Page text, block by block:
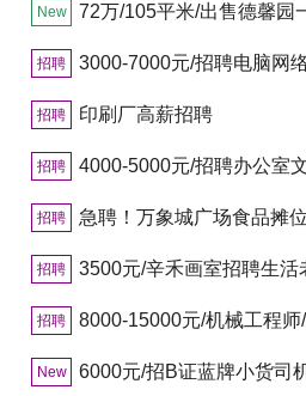
New 72万/105平米/出售德馨园
招聘 3000-7000元/招聘电脑网
招聘 印刷厂高薪招聘
招聘 4000-5000元/招聘办公室
招聘 急聘！万象城广场食品摊
招聘 3500元/辛禾画室招聘生活
招聘 8000-15000元/机械工程
New 6000元/招B证蓝牌小货司